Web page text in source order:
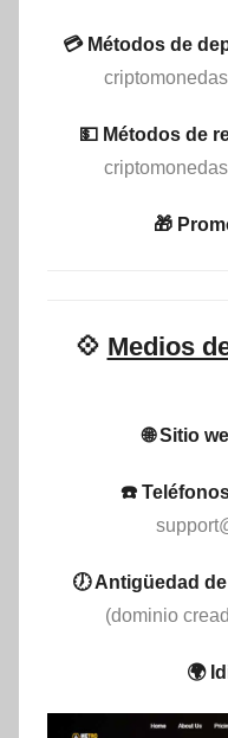
💳 Métodos de
💵​ Métodos de
🎁
💠 Medios
🌐 Sitio
☎️
🕖 Antigüedad
(dominio
🌍